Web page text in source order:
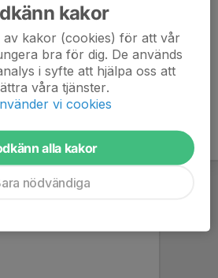
kan i förekommande fall säljas av
kakor
av kakor (cookies) för att vår
bra för dig. De används
i syfte att hjälpa oss att
våra tjänster.
vi cookies
alla kakor
nödvändiga